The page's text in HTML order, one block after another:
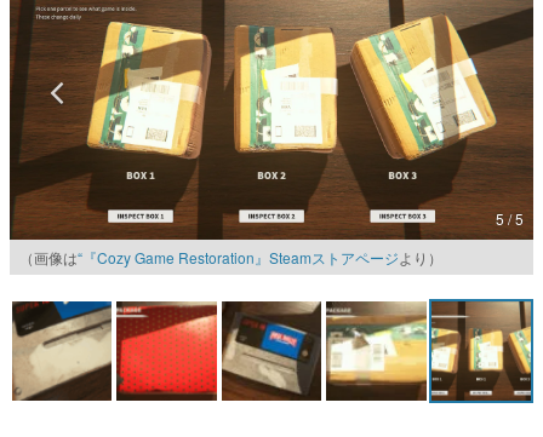
イニーP氏が徹底調査。
カテゴリ
特集記事
マンガ
女性向け
アプリレビュー
その他
電ファミニコゲーマーとは？
5 / 5
（画像は
“『Cozy Game Restoration』Steamストアページより）
にじむインクや日焼け跡、シール跡などを専用のツールで綺
麗にしよう。100種類以上の独自タイトルのカセットが登場